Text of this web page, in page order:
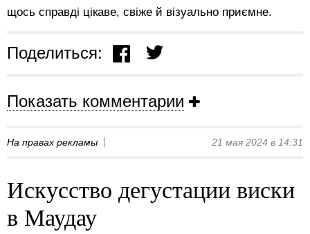
щось справді цікаве, свіже й візуально приємне.
Поделиться:
Показать комментарии
На правах рекламы 21 мая 2024 в 14:31
Искусство дегустации виски
в Маудау